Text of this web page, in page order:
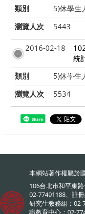
類別
5)休學生
瀏覽人次
5443
2016-02-18
統
類別
5)休學生
瀏覽人次
5534
Share
本網站著作權屬於
106台北市和平東
02-77491188、註
研究生教務組：02-
識教育中心：02-